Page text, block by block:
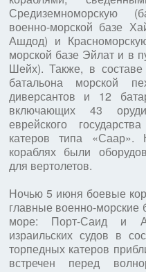
Средиземноморскую
военно-морской базе
Ашдод) и
морской базе Эйлат и в
Шейх). Также, в
батальона морской
диверсантов и 12
включающих 43
еврейского
катеров типа
кораблях были
для вертолетов.
Ночью 5 июня боевые
главные военно-
море: Порт-Саид и
израильских судов в
торпедных катеров
встречен перед